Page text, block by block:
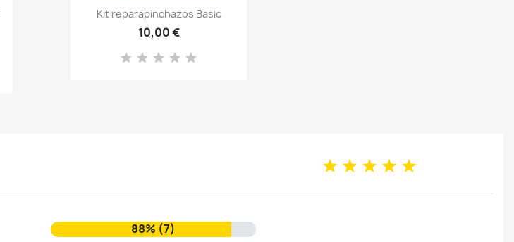
Anteprima
Kit reparapinchazos Basic
10,00 €
88% (7)